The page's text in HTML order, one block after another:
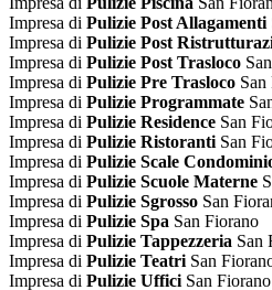
Impresa di Pulizie Post Allagamenti
Impresa di Pulizie Post
Impresa di Pulizie Post Trasloco
Impresa di Pulizie Pre Trasloco San
Impresa di Pulizie Programmate
Impresa di Pulizie Residence San
Impresa di Pulizie Ristoranti San
Impresa di Pulizie Scale
Impresa di Pulizie Scuole Materne
Impresa di Pulizie Sgrosso San
Impresa di Pulizie Spa San Fiorano
Impresa di Pulizie Tappezzeria San
Impresa di Pulizie Teatri San
Impresa di Pulizie Uffici San Fiorano